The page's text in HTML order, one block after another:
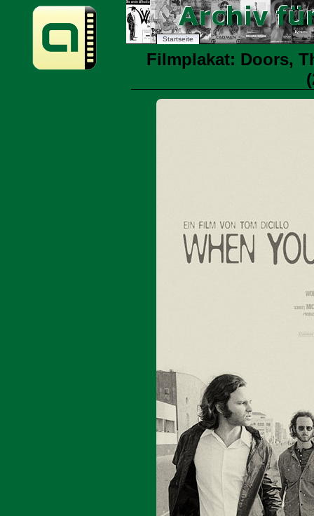
Startseite
Filmplakat: Doors,